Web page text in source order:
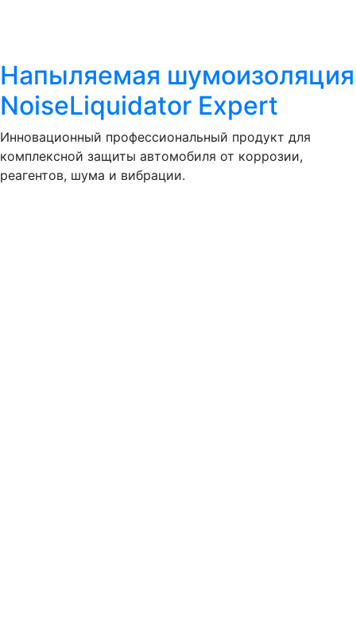
Напыляемая шумоизоляция
NoiseLiquidator Expert
Инновационный профессиональный продукт для
комплексной защиты автомобиля от коррозии,
реагентов, шума и вибрации.